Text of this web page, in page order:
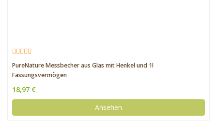
PureNature Messbecher aus Glas mit Henkel und 1l
Fassungsvermögen
18,97 €
Ansehen